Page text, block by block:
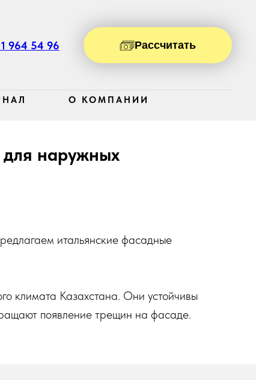
964 54 96 Рассчитать
О КОМПАНИИ
наружных
итальянские фасадные
климата Казахстана. Они устойчивы
появление трещин на фасаде.